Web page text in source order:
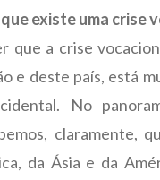
existe uma crise
que a crise
e deste país, está
No
claramente,
da Ásia e da